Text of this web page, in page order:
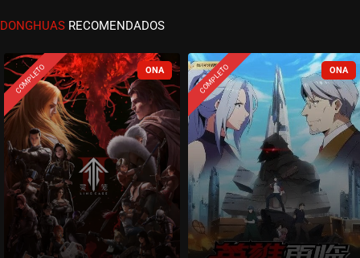
The Great Ruler
EPISÓDIO 04
ASSISTIDO
The Great Ruler
EPISÓDIO 03
setembro 09, 2020
ASSISTIDO
The Great Ruler
EPISÓDIO 02
setembro 09, 2020
ASSISTIDO
The Great Ruler
EPISÓDIO 01
setembro 09, 2020
DONGHUAS RECOMENDADOS
COMPLETO COMPLETO